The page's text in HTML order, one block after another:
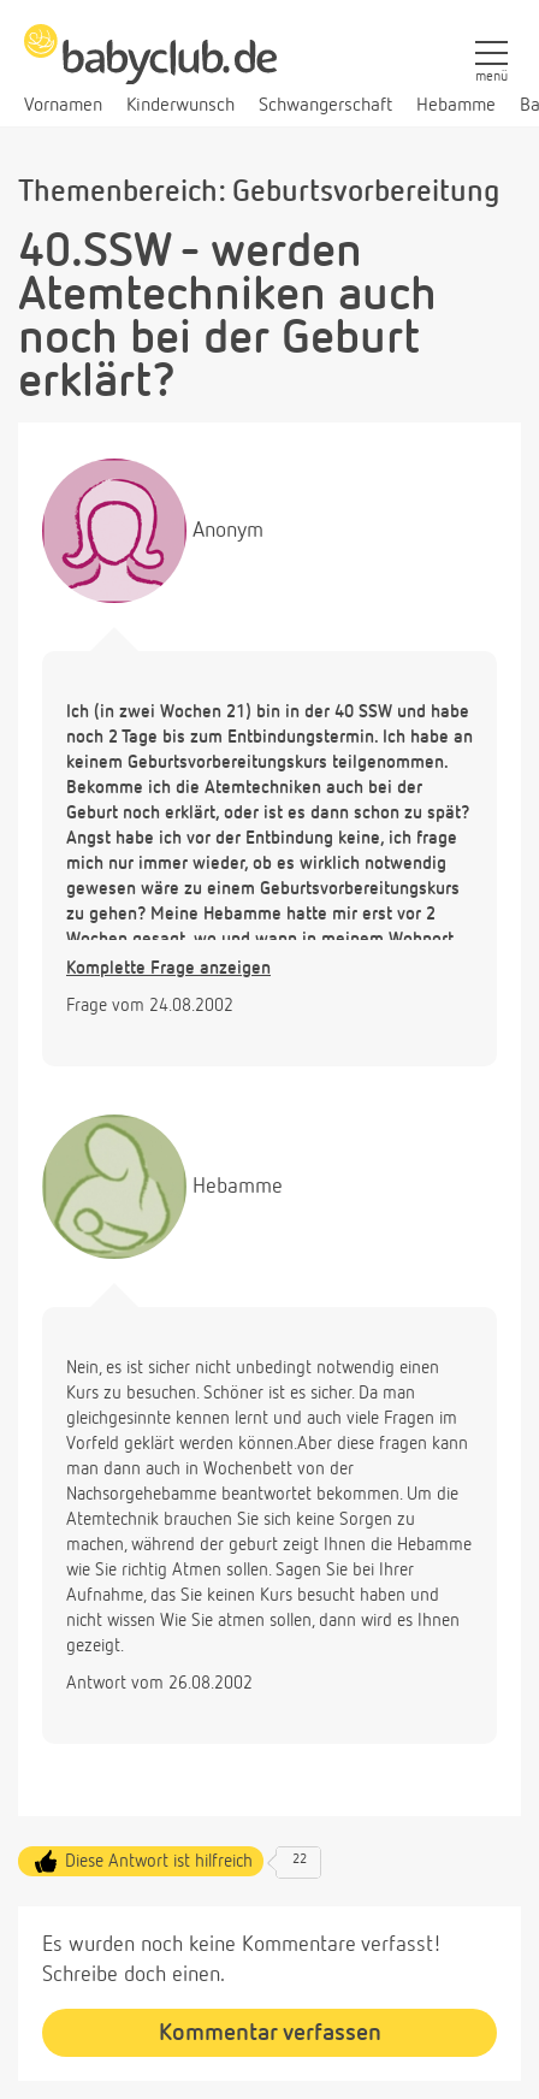
Vornamen Kinderwunsch Schwangerschaft Hebamme
menü
Themenbereich: Geburtsvorbereitung
40.SSW - werden
Atemtechniken auch
noch bei der Geburt
erklärt?
Anonym
Ich (in zwei Wochen 21) bin in der 40 SSW und habe
noch 2 Tage bis zum Entbindungstermin. Ich habe an
keinem Geburtsvorbereitungskurs teilgenommen.
Bekomme ich die Atemtechniken auch bei der
Geburt noch erklärt, oder ist es dann schon zu spät?
Angst habe ich vor der Entbindung keine, ich frage
mich nur immer wieder, ob es wirklich notwendig
gewesen wäre zu einem Geburtsvorbereitungskurs
zu gehen? Meine Hebamme hatte mir erst vor 2
Wochen gesagt, wo und wann in meinem Wohnort
solche Kurse angeboten werden.
Komplette Frage anzeigen
Frage vom 24.08.2002
Hebamme
Nein, es ist sicher nicht unbedingt notwendig einen
Kurs zu besuchen. Schöner ist es sicher. Da man
gleichgesinnte kennen lernt und auch viele Fragen im
Vorfeld geklärt werden können.Aber diese fragen kann
man dann auch in Wochenbett von der
Nachsorgehebamme beantwortet bekommen. Um die
Atemtechnik brauchen Sie sich keine Sorgen zu
machen, während der geburt zeigt Ihnen die Hebamme
wie Sie richtig Atmen sollen. Sagen Sie bei Ihrer
Aufnahme, das Sie keinen Kurs besucht haben und
nicht wissen Wie Sie atmen sollen, dann wird es Ihnen
gezeigt.
Antwort vom 26.08.2002
Diese Antwort ist hilfreich 22
Es wurden noch keine Kommentare verfasst!
Schreibe doch einen.
Kommentar verfassen